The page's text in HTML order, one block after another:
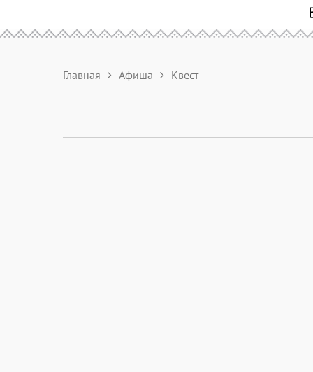
Главная Афиша Квест